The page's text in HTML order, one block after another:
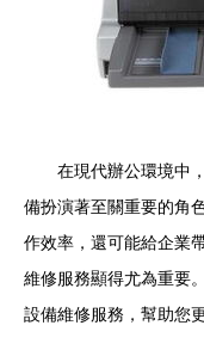
在現代辦公環境中
備扮演著至關重要的角
作效率，還可能給企業
維修服務顯得尤為重要
設備維修服務，幫助您